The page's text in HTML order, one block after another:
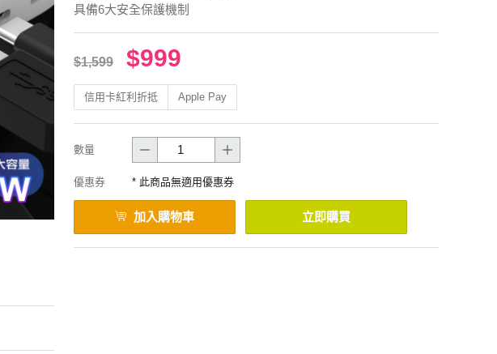
具備6大安全保護機制
$1,599 $999
信用卡紅利折抵 Apple Pay
數量
優惠券 * 此商品無適用優惠券
加入購物車 立即購買